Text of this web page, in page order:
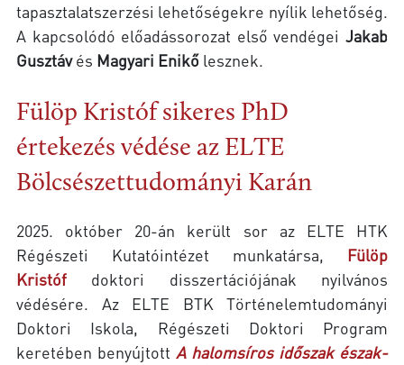
tapasztalatszerzési lehetőségekre nyílik lehetőség.
A kapcsolódó előadássorozat első vendégei Jakab
Gusztávés Magyari Enikő lesznek.
Fülöp Kristóf sikeres PhD
értekezés védése az ELTE
Bölcsészettudományi Karán
2025. október 20-án került sor az ELTE HTK
Régészeti Kutatóintézet munkatársa, Fülöp
Kristóf doktori disszertációjának nyilvános
védésére. Az ELTE BTK Történelemtudományi
Doktori Iskola, Régészeti Doktori Program
keretében benyújtott A halomsíros időszak észak-